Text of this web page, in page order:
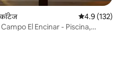
समीक्षाएँ
कॉटेज औसत रेटिंग 5
4.9 (132)
El Encinar - Piscina,